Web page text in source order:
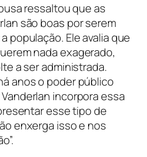
ressaltou que as
são boas por serem
população. Ele avalia que
nada exagerado,
a ser administrada.
anos o poder público
incorpora essa
esse tipo de
enxerga isso e nos